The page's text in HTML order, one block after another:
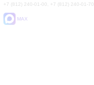
+7 (812) 240-01-00, +7 (812) 240-01-70
MAX